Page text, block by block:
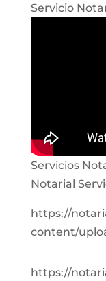
Servicio
Servicios
Notarial
https://
content/
https://